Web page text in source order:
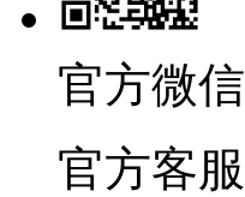
官方微信
官方客服